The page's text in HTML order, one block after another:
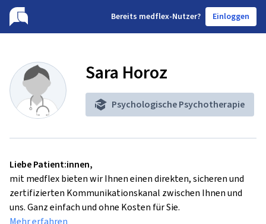
Bereits medflex-Nutzer? Einloggen
Sara Horoz
Psychologische Psychotherapie
Liebe Patient:innen,
mit medflex bieten wir Ihnen einen direkten, sicheren und
zertifizierten Kommunikationskanal zwischen Ihnen und
uns. Ganz einfach und ohne Kosten für Sie.
Mehr erfahren